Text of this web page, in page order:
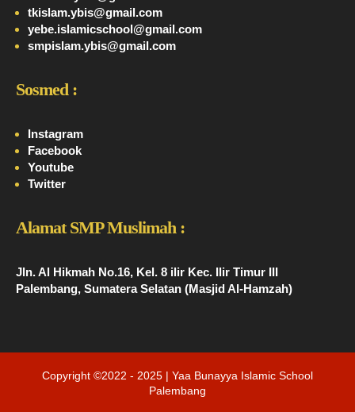
tkislam.ybis@gmail.com
yebe.islamicschool@gmail.com
smpislam.ybis@gmail.com
Sosmed :
Instagram
Facebook
Youtube
Twitter
Alamat SMP Muslimah :
Jln. Al Hikmah No.16, Kel. 8 ilir Kec. Ilir Timur III
Palembang, Sumatera Selatan (Masjid Al-Hamzah)
Copyright ©2022 - 2025 | Yaa Bunayya Islamic School
Palembang